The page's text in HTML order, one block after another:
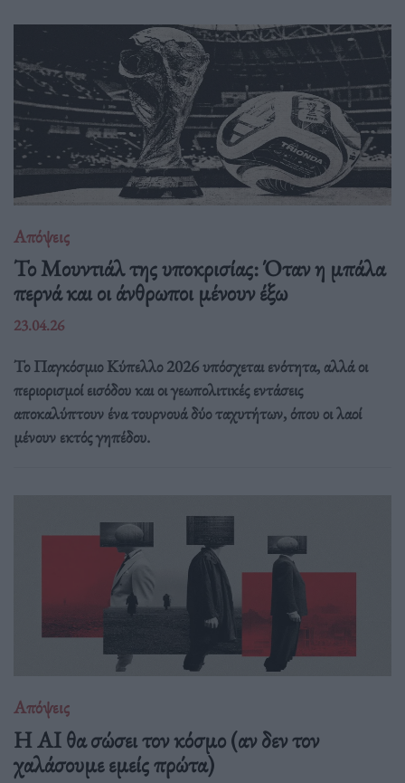
Απόψεις
Το Μουντιάλ της υποκρισίας: Όταν η μπάλα
περνά και οι άνθρωποι μένουν έξω
23.04.26
Το Παγκόσμιο Κύπελλο 2026 υπόσχεται ενότητα, αλλά οι
περιορισμοί εισόδου και οι γεωπολιτικές εντάσεις
αποκαλύπτουν ένα τουρνουά δύο ταχυτήτων, όπου οι λαοί
μένουν εκτός γηπέδου.
Απόψεις
Η AI θα σώσει τον κόσμο (αν δεν τον
χαλάσουμε εμείς πρώτα)